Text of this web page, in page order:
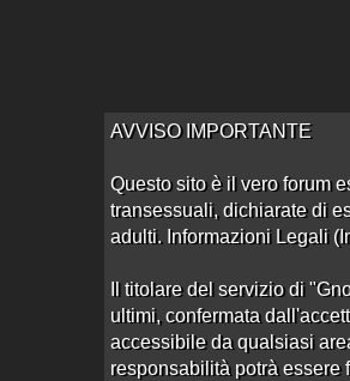
Accedi Registrati
AVVISO IMPORTANTE
Questo sito è il vero forum
transessuali, dichiarate di
adulti. Informazioni Legali
Il titolare del servizio di
ultimi, confermata
accessibile da qualsiasi
responsabilità potrà essere